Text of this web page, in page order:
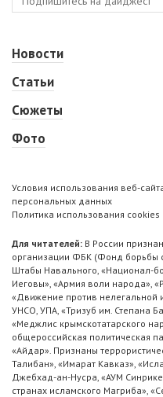
Новости
Статьи
Сюжеты
Фото
Условия использования веб-
персональных данных
Политика использования cookies
Для читателей: В России
организации ФБК (Фонд борьбы
Штабы Навального, «Национал-
Иеговы», «Армия воли народа»,
«Движение против нелегальной
УНСО, УПА, «Тризуб им. Степана
«Меджлис крымскотатарского
общероссийская политическая
«Айдар». Признаны
Талибан», «Имарат Кавказ»,
Джебхад-ан-Нусра, «АУМ
странах исламского Магриба»,